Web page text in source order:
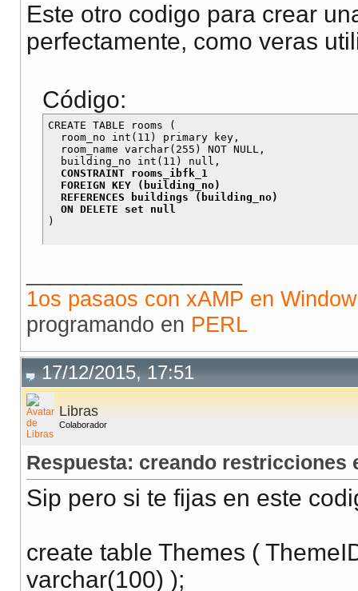
Este otro codigo para crear
perfectamente, como veras
Código:
CREATE TABLE rooms (
  room_no int(11) primary key,
  room_name varchar(255) NOT NULL,
  CONSTRAINT rooms_ibfk_1
  FOREIGN KEY (building_no)
  REFERENCES buildings (building_no)
1os pasaos con xAMP en
programando en PERL
17/12/2015, 17:51
Libras
Colaborador
Respuesta: creando restricciones
Sip pero si te fijas en este
create table Themes (
varchar(100) );